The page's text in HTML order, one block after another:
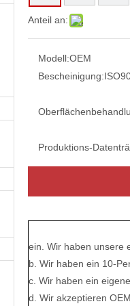
Anteil an:
Modell:OEM
Bescheinigung:
Produktions-
ein. Wir haben unsere
b. Wir haben ein 10-
c. Wir haben ein
d. Wir akzeptieren